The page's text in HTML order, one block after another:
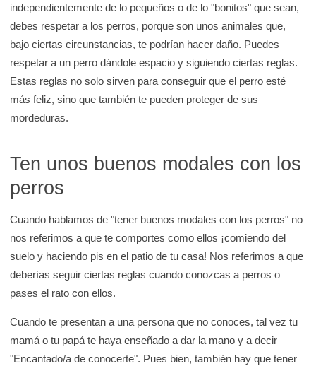
t
e
c
a
s
e
a
l
t
h
independientemente de lo pequeños o de lo "bonitos" que sean,
debes respetar a los perros, porque son unos animales que,
bajo ciertas circunstancias, te podrían hacer daño. Puedes
respetar a un perro dándole espacio y siguiendo ciertas reglas.
Estas reglas no solo sirven para conseguir que el perro esté
más feliz, sino que también te pueden proteger de sus
mordeduras.
Ten unos buenos modales con los
perros
Cuando hablamos de "tener buenos modales con los perros" no
nos referimos a que te comportes como ellos ¡comiendo del
suelo y haciendo pis en el patio de tu casa! Nos referimos a que
deberías seguir ciertas reglas cuando conozcas a perros o
pases el rato con ellos.
Cuando te presentan a una persona que no conoces, tal vez tu
mamá o tu papá te haya enseñado a dar la mano y a decir
"Encantado/a de conocerte". Pues bien, también hay que tener